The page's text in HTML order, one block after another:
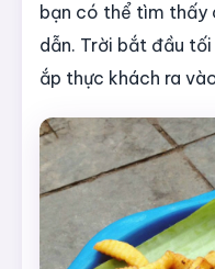
bạn có thể tìm thấy
dẫn. Trời bắt đầu
ắp thực khách ra